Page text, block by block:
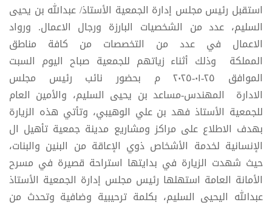
استقبل رئيس مجلس إدارة الجمعية الأستاذ/ عبدالله بن يحيى
السليم، عدد من الشخصيات البارزة ورجال الاعمال. ورواد
الاعمال في عدد من التخصصات من كافة مناطق
المملكة وذلك أثناء زياتهم للجمعية صباح اليوم السبت
الموافق ٢٥-٠١-٢٠٢٥ م بحضور نائب رئيس مجلس
الادارة المهندس-مساعد بن يحيى السليم، والأمين العام
للجمعية الأستاذ فهد بن علي الوهيبي، وتأتي هذه الزيارة
بهدف الاطلاع على مراكز ومشاريع مدينة جمعية تأهيل ال
الإنسانية لخدمة الأشخاص ذوي الإعاقة من البنين والبنات،
حيث شهدت الزيارة في بدايتها استراحة قصيرة في مسرح
الأمانة العامة استهلها رئيس مجلس إدارة الجمعية الأستاذ
عبدالله اليحيى السليم، بكلمة ترحيبية وضافية وتحدث من